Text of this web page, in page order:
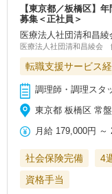
【東京都／板橋区】
募集＜正社員＞
医療法人社団清和昌
医療法人社団清和昌綾会
転職支援サービス
調理師・調理スタ
東京都 板橋区 常
月給 179,000円 ～
社会保険完備 4
資格手当